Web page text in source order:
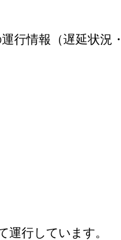
行情報（遅延状況
運行しています。